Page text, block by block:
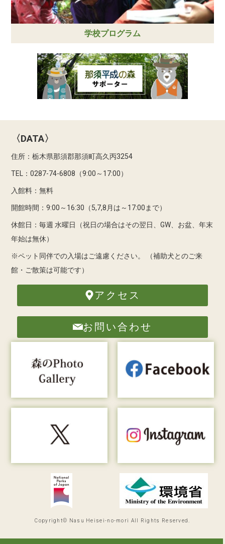
学校プログラム
〈DATA〉
住所：栃木県那須郡那須町高久丙3254
TEL：0287-74-6808（9:00～17:00）
入館料：無料
開館時間：9:00～16:30（5,7,8月は～17:00まで）
休館日：毎週 水曜日（祝日の場合はその翌日、GW、お盆、年末
年始は無休）
※ペット同伴での入場はご遠慮ください。
（補助犬とのご来
館・ご散策は可能です）
アクセス
お問い合わせ
Copyright© Nasu Heisei-no-mori All Rights Reserved.